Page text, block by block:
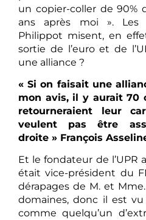
un copier-coller de 90%
ans après moi ». Les
Philippot misent, en
sortie de l’euro et de
une alliance ?
« Si on faisait une
mon avis, il y aurait 70
retourneraient leur
veulent pas être
droite » François
Et le fondateur de l’UPR
était vice-président du
dérapages de M. et
domaines, donc il est vu
comme quelqu’un